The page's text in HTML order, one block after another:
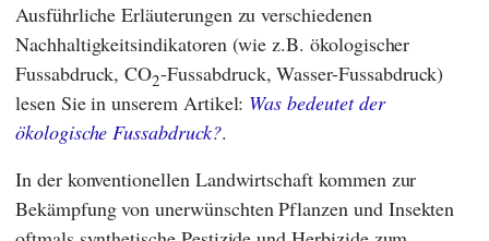
Ausführliche Erläuterungen zu verschiedenen
Nachhaltigkeitsindikatoren (wie z.B. ökologischer
Fussabdruck, CO2-Fussabdruck, Wasser-Fussabdruck)
lesen Sie in unserem Artikel: Was bedeutet der
ökologische Fussabdruck?.
In der konventionellen Landwirtschaft kommen zur
Bekämpfung von unerwünschten Pflanzen und Insekten